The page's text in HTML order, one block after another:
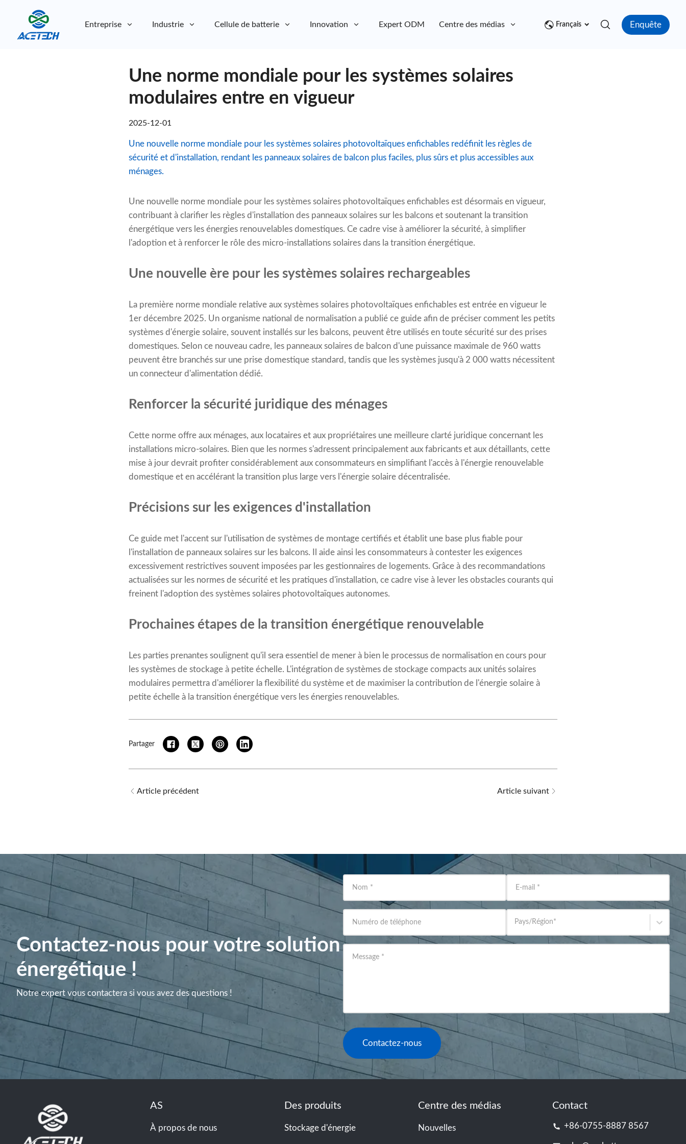
Entreprise Industrie Cellule de batterie Innovation Expert ODM Centre des médias ContactFrançais Enquête
Une norme mondiale pour les systèmes solaires
modulaires entre en vigueur
2025-12-01
Une nouvelle norme mondiale pour les systèmes solaires photovoltaïques enfichables redéfinit les règles de
sécurité et d'installation, rendant les panneaux solaires de balcon plus faciles, plus sûrs et plus accessibles aux
ménages.
Une nouvelle norme mondiale pour les systèmes solaires photovoltaïques enfichables est désormais en vigueur,
contribuant à clarifier les règles d'installation des panneaux solaires sur les balcons et soutenant la transition
énergétique vers les énergies renouvelables domestiques. Ce cadre vise à améliorer la sécurité, à simplifier
l'adoption et à renforcer le rôle des micro-installations solaires dans la transition énergétique.
Une nouvelle ère pour les systèmes solaires rechargeables
La première norme mondiale relative aux systèmes solaires photovoltaïques enfichables est entrée en vigueur le
1er décembre 2025. Un organisme national de normalisation a publié ce guide afin de préciser comment les petits
systèmes d'énergie solaire, souvent installés sur les balcons, peuvent être utilisés en toute sécurité sur des prises
domestiques. Selon ce nouveau cadre, les panneaux solaires de balcon d'une puissance maximale de 960 watts
peuvent être branchés sur une prise domestique standard, tandis que les systèmes jusqu'à 2 000 watts nécessitent
un connecteur d'alimentation dédié.
Renforcer la sécurité juridique des ménages
Cette norme offre aux ménages, aux locataires et aux propriétaires une meilleure clarté juridique concernant les
installations micro-solaires. Bien que les normes s'adressent principalement aux fabricants et aux détaillants, cette
mise à jour devrait profiter considérablement aux consommateurs en simplifiant l'accès à l'énergie renouvelable
domestique et en accélérant la transition plus large vers l'énergie solaire décentralisée.
Précisions sur les exigences d'installation
Ce guide met l'accent sur l'utilisation de systèmes de montage certifiés et établit une base plus fiable pour
l'installation de panneaux solaires sur les balcons. Il aide ainsi les consommateurs à contester les exigences
excessivement restrictives souvent imposées par les gestionnaires de logements. Grâce à des recommandations
actualisées sur les normes de sécurité et les pratiques d'installation, ce cadre vise à lever les obstacles courants qui
freinent l'adoption des systèmes solaires photovoltaïques autonomes.
Prochaines étapes de la transition énergétique renouvelable
Les parties prenantes soulignent qu'il sera essentiel de mener à bien le processus de normalisation en cours pour
les systèmes de stockage à petite échelle. L'intégration de systèmes de stockage compacts aux unités solaires
modulaires permettra d'améliorer la flexibilité du système et de maximiser la contribution de l'énergie solaire à
petite échelle à la transition énergétique vers les énergies renouvelables.
Partager
Article précédent Article suivant
Contactez-nous pour votre solution
énergétique !
Notre expert vous contactera si vous avez des questions !
Nom * E-mail *
Numéro de téléphone Pays/Région*
Message *
Contactez-nous
AS
À propos de nous
Des produits
Stockage d'énergie
Centre des médias
Nouvelles
Contact
+86-0755-8887 8567